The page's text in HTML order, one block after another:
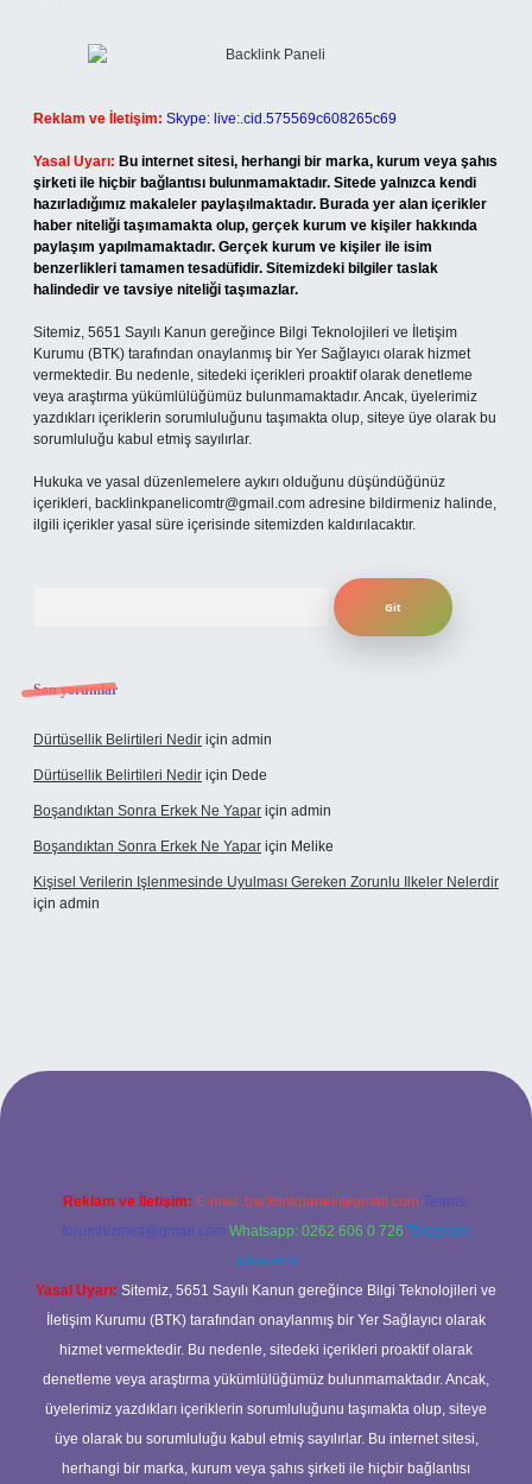
Reklam ve İletişim: Skype: live:.cid.575569c608265c69
Yasal Uyarı: Bu internet sitesi, herhangi bir marka, kurum veya şahıs
şirketi ile hiçbir bağlantısı bulunmamaktadır. Sitede yalnızca kendi
hazırladığımız makaleler paylaşılmaktadır. Burada yer alan içerikler
haber niteliği taşımamakta olup, gerçek kurum ve kişiler hakkında
paylaşım yapılmamaktadır. Gerçek kurum ve kişiler ile isim
benzerlikleri tamamen tesadüfidir. Sitemizdeki bilgiler taslak
halindedir ve tavsiye niteliği taşımazlar.
Sitemiz, 5651 Sayılı Kanun gereğince Bilgi Teknolojileri ve İletişim
Kurumu (BTK) tarafından onaylanmış bir Yer Sağlayıcı olarak hizmet
vermektedir. Bu nedenle, sitedeki içerikleri proaktif olarak denetleme
veya araştırma yükümlülüğümüz bulunmamaktadır. Ancak, üyelerimiz
yazdıkları içeriklerin sorumluluğunu taşımakta olup, siteye üye olarak bu
sorumluluğu kabul etmiş sayılırlar.
Hukuka ve yasal düzenlemelere aykırı olduğunu düşündüğünüz
içerikleri, backlinkpanelicomtr@gmail.com adresine bildirmeniz halinde,
ilgili içerikler yasal süre içerisinde sitemizden kaldırılacaktır.
Son yorumlar
Dürtüsellik Belirtileri Nedir için admin
Dürtüsellik Belirtileri Nedir için Dede
Boşandıktan Sonra Erkek Ne Yapar için admin
Boşandıktan Sonra Erkek Ne Yapar için Melike
Kişisel Verilerin Işlenmesinde Uyulması Gereken Zorunlu Ilkeler Nelerdir
için admin
Reklam ve İletişim: E-mail: backlinkpaneli@gmail.com Teams:
forumhizmeti@gmail.com Whatsapp: 0262 606 0 726 Telegram:
@karabul
Yasal Uyarı: Sitemiz, 5651 Sayılı Kanun gereğince Bilgi Teknolojileri ve
İletişim Kurumu (BTK) tarafından onaylanmış bir Yer Sağlayıcı olarak
hizmet vermektedir. Bu nedenle, sitedeki içerikleri proaktif olarak
denetleme veya araştırma yükümlülüğümüz bulunmamaktadır. Ancak,
üyelerimiz yazdıkları içeriklerin sorumluluğunu taşımakta olup, siteye
üye olarak bu sorumluluğu kabul etmiş sayılırlar. Bu internet sitesi,
herhangi bir marka, kurum veya şahıs şirketi ile hiçbir bağlantısı